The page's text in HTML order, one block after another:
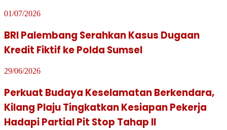
01/07/2026
BRI Palembang Serahkan Kasus Dugaan
Kredit Fiktif ke Polda Sumsel
29/06/2026
Perkuat Budaya Keselamatan Berkendara,
Kilang Plaju Tingkatkan Kesiapan Pekerja
Hadapi Partial Pit Stop Tahap II